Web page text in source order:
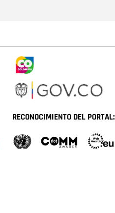
RECONOCIMIENTO DEL PORTAL: